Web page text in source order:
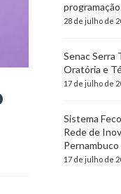
28 de julho de
Senac Serra
Oratória e
17 de julho de
Sistema
Rede de
Pernambuco
17 de julho de